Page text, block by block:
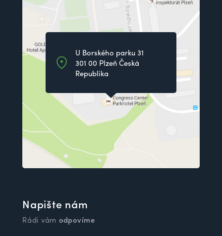
U Borského parku 31
301 00 Plzeň Česká
Republika
Napište nám
Rádi vám odpovíme